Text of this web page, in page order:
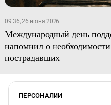
09:36, 26 июня 2026
Международный день
напомнил о
пострадавших
ПЕРСОНАЛИИ